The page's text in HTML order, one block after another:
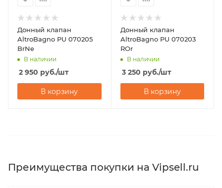
Донный клапан
AltroBagno PU 070205
BrNe
В наличии
2 950 руб./шт
В корзину
Донный клапан
AltroBagno PU 070203
ROr
В наличии
3 250 руб./шт
В корзину
Преимущества покупки на Vipsell.ru